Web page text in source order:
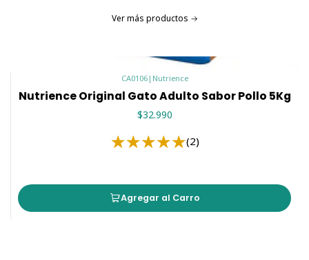
Ver más productos
CA0106| Nutrience
Nutrience Original Gato Adulto Sabor Pollo 5Kg
$32.990
(2)
Agregar al Carro